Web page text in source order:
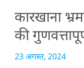
कारखाना
की
खास बनाती है?
23 अगस्त, 2024
हेडलाइट
को
बनाती